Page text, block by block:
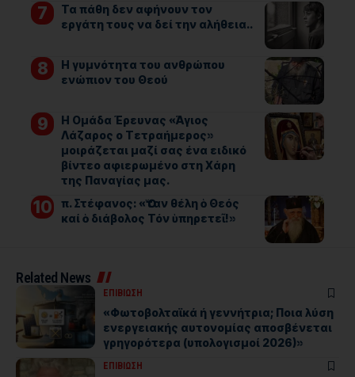
Τα πάθη δεν αφήνουν τον
εργάτη τους να δεί την αλήθεια..
Η γυμνότητα του ανθρώπου
ενώπιον του Θεού
Η Ομάδα Έρευνας «Άγιος
Λάζαρος ο Τετραήμερος»
μοιράζεται μαζί σας ένα ειδικό
βίντεο αφιερωμένο στη Χάρη
της Παναγίας μας.
π. Στέφανος: «Ὅταν θέλη ὁ Θεός
καί ὁ διάβολος Τόν ὑπηρετεῖ!»
Related News
ΕΠΙΒΙΩΣΗ
«Φωτοβολταϊκά ή γεννήτρια; Ποια λύση
ενεργειακής αυτονομίας αποσβένεται
γρηγορότερα (υπολογισμοί 2026)»
ΕΠΙΒΙΩΣΗ